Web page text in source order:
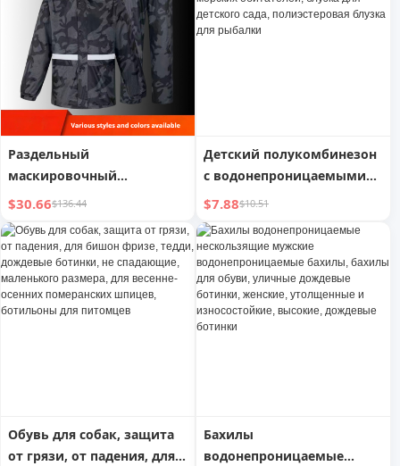
нижняя часть тела
штормовые дни штаны
отдельные
Раздельный
маскировочный
дождевик, дождевые
штаны,
водонепроницаемый
костюм
$30.66$136.44
Детский полукомбинезон
с водонепроницаемыми
сапогами, дождевые
штаны, одежда для ловли
морских обитателей,
блузка для детского сада,
полиэстеровая блузка для
рыбалки
$7.88$10.51
Обувь для собак, защита
от грязи, от падения, для
Бахилы
водонепроницаемые